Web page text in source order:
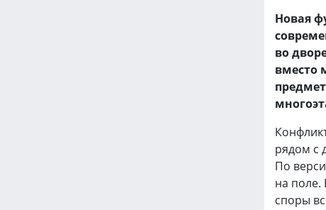
Новая
во
вместо
рядом с
По
на
споры